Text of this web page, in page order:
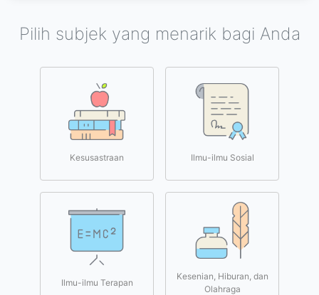
Pilih subjek yang menarik bagi Anda
Kesusastraan Ilmu-ilmu Sosial
Ilmu-ilmu Terapan
Kesenian, Hiburan, dan
Olahraga